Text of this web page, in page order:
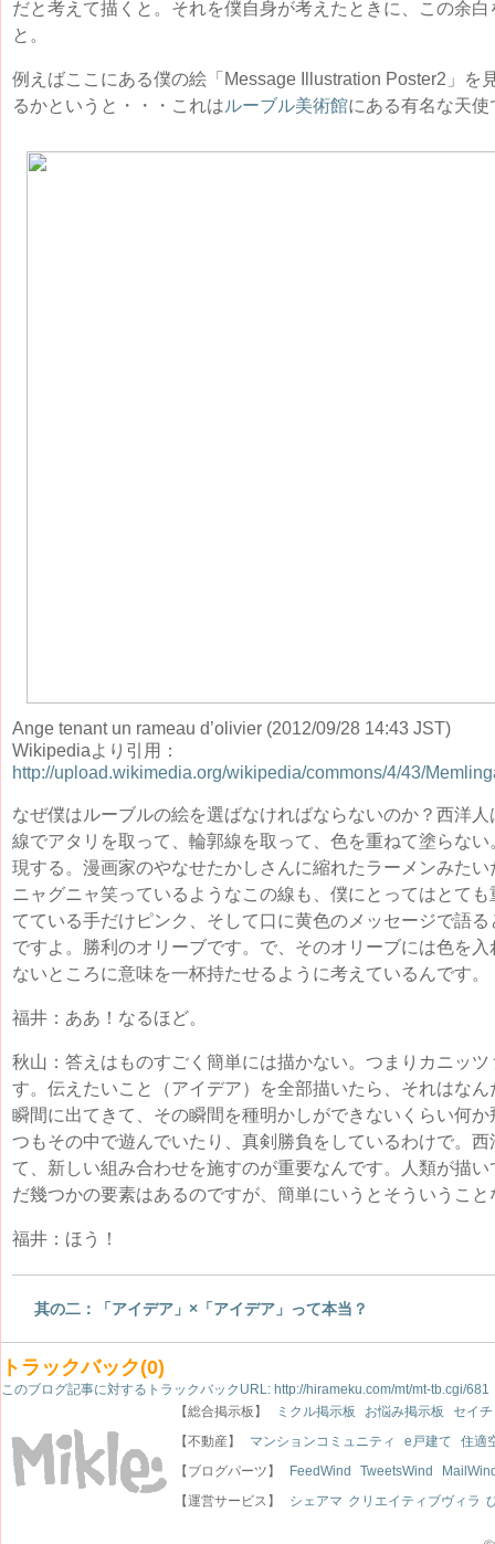
だと考えて描くと。それを僕自身が考えたときに、この余
と。
例えばここにある僕の絵「Message Illustration Poster2」を
るかというと・・・これはルーブル美術館にある有名な天使
Ange tenant un rameau d’olivier (2012/09/28 14:43 JST)
Wikipediaより引用：
http://upload.wikimedia.org/wikipedia/commons/4/43/
なぜ僕はルーブルの絵を選ばなければならないのか？西洋
線でアタリを取って、輪郭線を取って、色を重ねて塗らな
現する。漫画家のやなせたかしさんに縮れたラーメンみた
ニャグニャ笑っているようなこの線も、僕にとってはとて
てている手だけピンク、そして口に黄色のメッセージで語
ですよ。勝利のオリーブです。で、そのオリーブには色を
ないところに意味を一杯持たせるように考えているんです。
福井：ああ！なるほど。
秋山：答えはものすごく簡単には描かない。つまりカニッ
す。伝えたいこと（アイデア）を全部描いたら、それはな
瞬間に出てきて、その瞬間を種明かしができないくらい何
つもその中で遊んでいたり、真剣勝負をしているわけで。
て、新しい組み合わせを施すのが重要なんです。人類が描
だ幾つかの要素はあるのですが、簡単にいうとそういうこと
福井：ほう！
其の二：「アイデア」×「アイデア」って本当？
トラックバック(0)
このブログ記事に対するトラックバックURL: http://hirameku.com/mt/mt-tb.cgi/681
【総合掲示板】
ミクル掲示板 お悩み掲示板
セイ
【不動産】
マンションコミュニティ e戸建て
住適
【ブログパーツ】
FeedWind TweetsWind
【運営サービス】
シェアマ クリエイティブヴィラ